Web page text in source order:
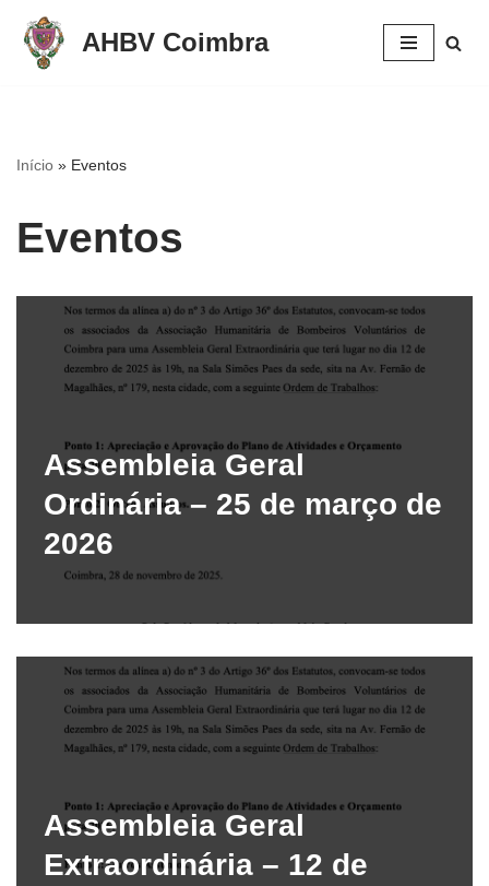
Avançar
AHBV Coimbra
Início » Eventos
Eventos
Assembleia Geral
Ordinária – 25 de março de
2026
Assembleia Geral
Extraordinária – 12 de